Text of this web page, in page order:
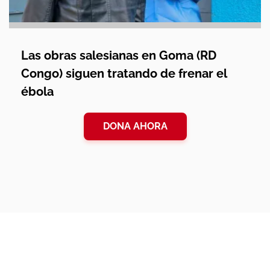
Las obras salesianas en Goma (RD
Congo) siguen tratando de frenar el
ébola
DONA AHORA